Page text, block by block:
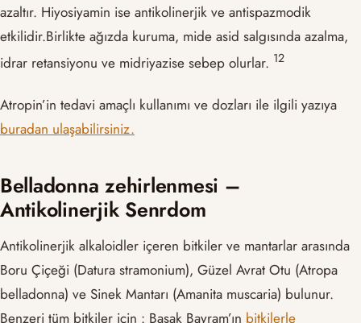
azaltır. Hiyosiyamin ise antikolinerjik ve antispazmodik
etkilidir.Birlikte ağızda kuruma, mide asid salgısında azalma,
idrar retansiyonu ve midriyazise sebep olurlar. ​12​
Atropin’in tedavi amaçlı kullanımı ve dozları ile ilgili yazıya
buradan ulaşabilirsiniz.
Belladonna zehirlenmesi –
Antikolinerjik Senrdom
Antikolinerjik alkaloidler içeren bitkiler ve mantarlar arasında
Boru Çiçeği (Datura stramonium), Güzel Avrat Otu (Atropa
belladonna) ve Sinek Mantarı (Amanita muscaria) bulunur.
Benzeri tüm bitkiler için : Başak Bayram’ın bitkilerle